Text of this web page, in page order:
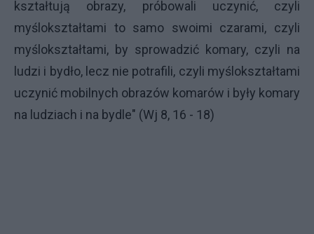
kształtują obrazy, próbowali uczynić, czyli
myślokształtami to samo swoimi czarami, czyli
myślokształtami, by sprowadzić komary, czyli na
ludzi i bydło, lecz nie potrafili, czyli myślokształtami
uczynić mobilnych obrazów komarów i były komary
na ludziach i na bydle" (Wj 8, 16 - 18)